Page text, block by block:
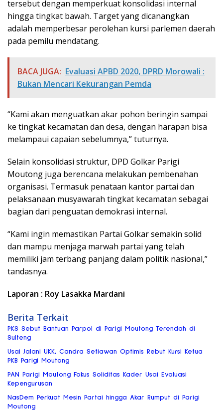
tersebut dengan memperkuat konsolidasi internal
hingga tingkat bawah. Target yang dicanangkan
adalah memperbesar perolehan kursi parlemen daerah
pada pemilu mendatang.
BACA JUGA: Evaluasi APBD 2020, DPRD Morowali :
Bukan Mencari Kekurangan Pemda
“Kami akan menguatkan akar pohon beringin sampai
ke tingkat kecamatan dan desa, dengan harapan bisa
melampaui capaian sebelumnya,” tuturnya.
Selain konsolidasi struktur, DPD Golkar Parigi
Moutong juga berencana melakukan pembenahan
organisasi. Termasuk penataan kantor partai dan
pelaksanaan musyawarah tingkat kecamatan sebagai
bagian dari penguatan demokrasi internal.
“Kami ingin memastikan Partai Golkar semakin solid
dan mampu menjaga marwah partai yang telah
memiliki jam terbang panjang dalam politik nasional,”
tandasnya.
Laporan : Roy Lasakka Mardani
Berita Terkait
PKS Sebut Bantuan Parpol di Parigi Moutong Terendah di
Sulteng
Usai Jalani UKK, Candra Setiawan Optimis Rebut Kursi Ketua
PKB Parigi Moutong
PAN Parigi Moutong Fokus Soliditas Kader Usai Evaluasi
Kepengurusan
NasDem Perkuat Mesin Partai hingga Akar Rumput di Parigi
Moutong